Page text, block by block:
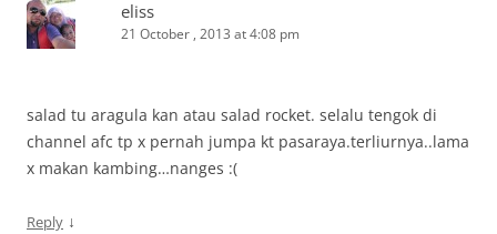
eliss
21 October , 2013 at 4:08 pm
salad tu aragula kan atau salad rocket. selalu tengok di
channel afc tp x pernah jumpa kt pasaraya.terliurnya..lama
x makan kambing…nanges :(
Reply ↓